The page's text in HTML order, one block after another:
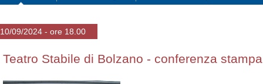
10/09/2024 - ore 18.00
Teatro Stabile di Bolzano - conferenza stampa